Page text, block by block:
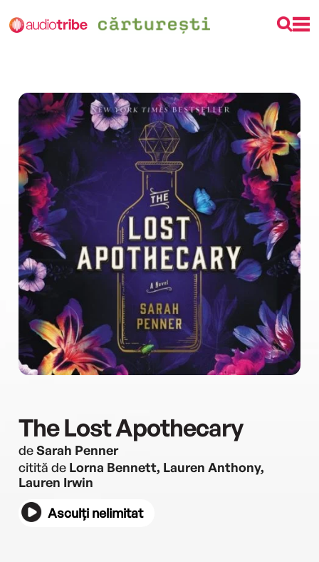
The Lost Apothecary
deSarah Penner
citită de Lorna Bennett, Lauren Anthony,
Lauren Irwin
Asculți nelimitat